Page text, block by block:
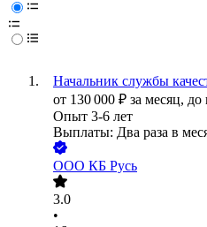
Начальник службы
от 130 000 ₽ за месяц, до
Опыт 3-6 лет
Выплаты: Два раза в
ООО КБ Русь
3.0
•